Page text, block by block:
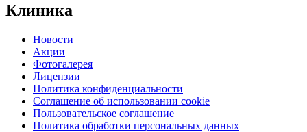
Клиника
Новости
Акции
Фотогалерея
Лицензии
Политика конфиденциальности
Соглашение об использовании cookie
Пользовательское соглашение
Политика обработки персональных данных